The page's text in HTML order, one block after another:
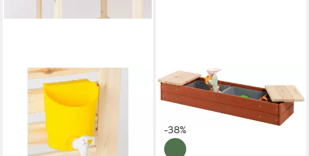
PINOLINO®
Outdoor-Spielküche
Matschküche Malu Holz
125,59 €
lieferbar - in 6-8 Werktagen bei dir
PINOLINO®
Sandkasten Hedda, rot/natur
61,88 € UVP99,90 €
-38%